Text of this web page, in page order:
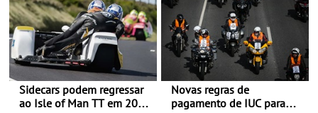
Sidecars podem regressar
ao Isle of Man TT em 2027
Novas regras de
pagamento de IUC para